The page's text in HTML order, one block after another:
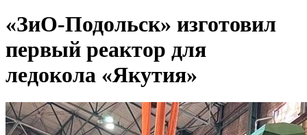
«ЗиО-Подольск» изготовил
первый реактор для
ледокола «Якутия»